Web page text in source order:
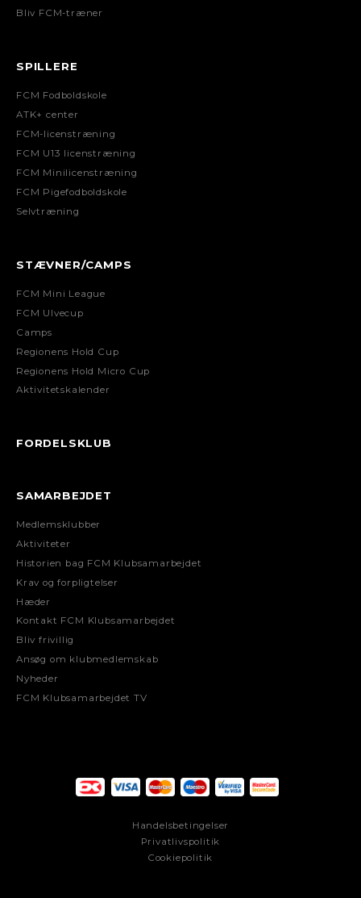
Bliv FCM-træner
SPILLERE
FCM Fodboldskole
ATK+ center
FCM-licenstræning
FCM U13 licenstræning
FCM Minilicenstræning
FCM Pigefodboldskole
Selvtræning
STÆVNER/CAMPS
FCM Mini League
FCM Ulvecup
Camps
Regionens Hold Cup
Regionens Hold Micro Cup
Aktivitetskalender
FORDELSKLUB
SAMARBEJDET
Medlemsklubber
Aktiviteter
Historien bag FCM Klubsamarbejdet
Krav og forpligtelser
Hæder
Kontakt FCM Klubsamarbejdet
Bliv frivillig
Ansøg om klubmedlemskab
Nyheder
FCM Klubsamarbejdet TV
Handelsbetingelser
Privatlivspolitik
Cookiepolitik